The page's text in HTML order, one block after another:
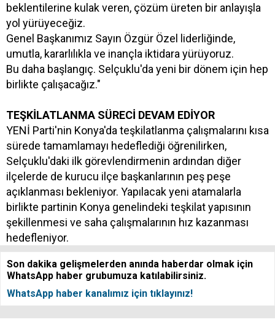
beklentilerine kulak veren, çözüm üreten bir anlayışla
yol yürüyeceğiz.
Genel Başkanımız Sayın Özgür Özel liderliğinde,
umutla, kararlılıkla ve inançla iktidara yürüyoruz.
Bu daha başlangıç. Selçuklu'da yeni bir dönem için hep
birlikte çalışacağız."
TEŞKİLATLANMA SÜRECİ DEVAM EDİYOR
YENİ Parti'nin Konya'da teşkilatlanma çalışmalarını kısa
sürede tamamlamayı hedeflediği öğrenilirken,
Selçuklu'daki ilk görevlendirmenin ardından diğer
ilçelerde de kurucu ilçe başkanlarının peş peşe
açıklanması bekleniyor. Yapılacak yeni atamalarla
birlikte partinin Konya genelindeki teşkilat yapısının
şekillenmesi ve saha çalışmalarının hız kazanması
hedefleniyor.
Son dakika gelişmelerden anında haberdar olmak için
WhatsApp haber grubumuza katılabilirsiniz.
WhatsApp haber kanalımız için tıklayınız!